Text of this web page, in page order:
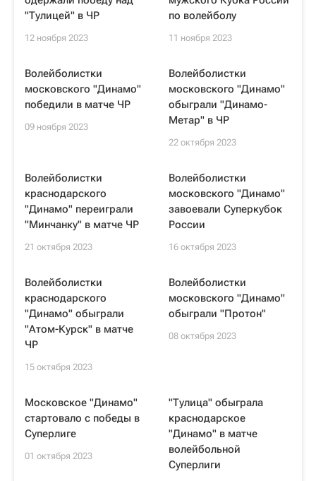
"Тулицей" в ЧР
12 ноября 2023
по волейболу
11 ноября 2023
Волейболистки
московского "Динамо"
победили в матче ЧР
09 ноября 2023
Волейболистки
московского "Динамо"
обыграли "Динамо-
Метар" в ЧР
22 октября 2023
Волейболистки
краснодарского
"Динамо" переиграли
"Минчанку" в матче ЧР
21 октября 2023
Волейболистки
московского "Динамо"
завоевали Суперкубок
России
16 октября 2023
Волейболистки
краснодарского
"Динамо" обыграли
"Атом-Курск" в матче
ЧР
15 октября 2023
Волейболистки
московского "Динамо"
обыграли "Протон"
08 октября 2023
Московское "Динамо"
стартовало с победы в
Суперлиге
01 октября 2023
"Тулица" обыграла
краснодарское
"Динамо" в матче
волейбольной
Суперлиги